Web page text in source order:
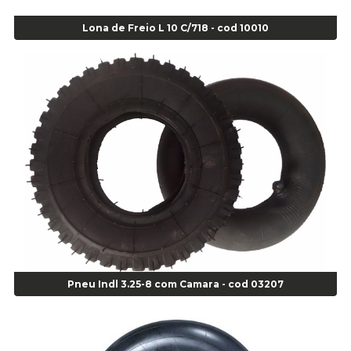
Alicate de Corte Diagonal - cod 02138
Alicate de Pressão Corneta (Cód. 01780)
Alicate de Pressão Gedore - Cod 01856
Alicate para Abracadeira 3/16" x 1.3/16" 29840 - Gedore - Cod 02174
Alicate para Anéis Externos Bico Reto - Gedore A2 - Cod 00894
Alicate para Anéis Externos com Bico Curvo - Gedore A21 - Cod 00895
Alicate para Anéis Internos Bico Curvo - Gedore J21 - Cod 00893
Alicate para Anéis Tipo Trava Câmbio 8134 Gedore - Cod 02008
Alicate para Balanceamento - Cod 03078
Alicate para trava de cambio 398 11" - Corneta - Cod 03113
Alicate Universal - Cod 01718
Alicate Universal 8" Gedore - Cod 00133
Anel Centralizador Fiat 4 pçs - Amarelo - Cod 00517
Anel Centralizador Honda 4 pçs - Vermelho - Cod 01465
Lona de Freio L 10 C/718 - cod 10010
Pneu Indl 3.25-8 com Camara - cod 03207